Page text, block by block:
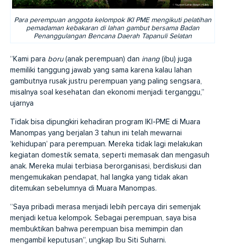
Para perempuan anggota kelompok IKI PME mengikuti pelatihan
pemadaman kebakaran di lahan gambut bersama Badan
Penanggulangan Bencana Daerah Tapanuli Selatan
“Kami para boru(anak perempuan) dan inang(ibu) juga
memiliki tanggung jawab yang sama karena kalau lahan
gambutnya rusak justru perempuan yang paling sengsara,
misalnya soal kesehatan dan ekonomi menjadi terganggu,”
ujarnya
Tidak bisa dipungkiri kehadiran program IKI-PME di Muara
Manompas yang berjalan 3 tahun ini telah mewarnai
‘kehidupan’ para perempuan. Mereka tidak lagi melakukan
kegiatan domestik semata, seperti memasak dan mengasuh
anak. Mereka mulai terbiasa berorganisasi, berdiskusi dan
mengemukakan pendapat, hal langka yang tidak akan
ditemukan sebelumnya di Muara Manompas.
“Saya pribadi merasa menjadi lebih percaya diri semenjak
menjadi ketua kelompok. Sebagai perempuan, saya bisa
membuktikan bahwa perempuan bisa memimpin dan
mengambil keputusan”, ungkap Ibu Siti Suharni.